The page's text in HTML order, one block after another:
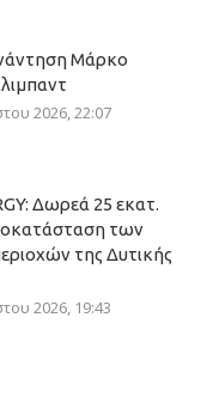
Μάρκο
2026, 22:07
Δωρεά 25 εκατ.
των
της Δυτικής
2026, 19:43